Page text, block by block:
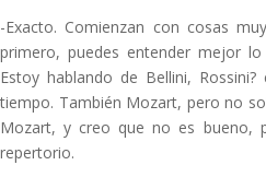
-Exacto. Comienzan con cosas
primero, puedes entender mejor
Estoy hablando de Bellini,
tiempo. También Mozart, pero no
Mozart, y creo que no es bueno,
repertorio.